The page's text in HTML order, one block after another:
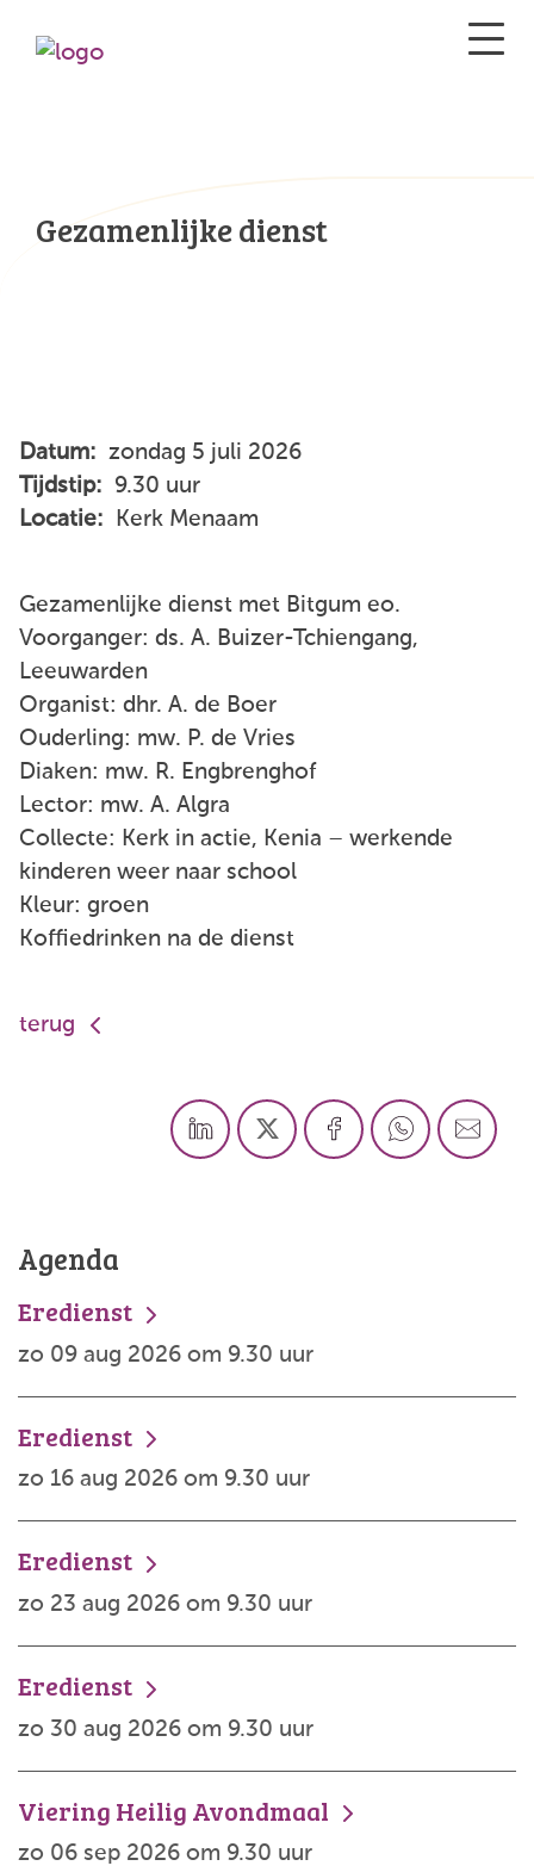
Gezamenlijke dienst
Datum: zondag 5 juli 2026
Tijdstip:
9.30 uur
Locatie:
Kerk Menaam
Gezamenlijke dienst met Bitgum eo.
Voorganger: ds. A. Buizer-Tchiengang,
Leeuwarden
Organist: dhr. A. de Boer
Ouderling: mw. P. de Vries
Diaken: mw. R. Engbrenghof
Lector: mw. A. Algra
Collecte: Kerk in actie, Kenia – werkende
kinderen weer naar school
Kleur: groen
Koffiedrinken na de dienst
terug
Agenda
Eredienst
zo 09 aug 2026 om 9.30 uur
Eredienst
zo 16 aug 2026 om 9.30 uur
Eredienst
zo 23 aug 2026 om 9.30 uur
Eredienst
zo 30 aug 2026 om 9.30 uur
Viering Heilig Avondmaal
zo 06 sep 2026 om 9.30 uur